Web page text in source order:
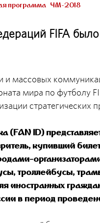
программа ЧМ-2018
FIFA
и массовых
мира по футболу
(FAN ID)
купивший
троллейбусы,
иностранных
в период